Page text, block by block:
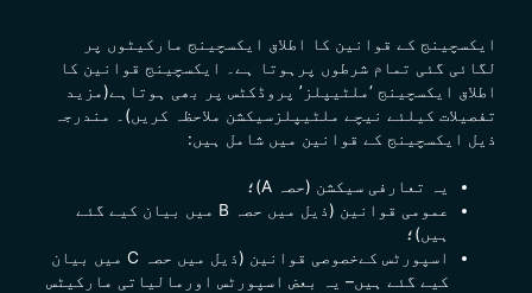
ایکسچینج کے قوانین کا اطلاق ایکسچینج مارکیٹوں پر
لگائی گئی تمام شرطوں پرہوتا ہے۔ ایکسچینج قوانین کا
اطلاق ایکسچینج ‘ملٹیپلز’ پروڈکٹس پر بھی ہوتاہے(مزید
تفصیلات کیلئے نیچے ملٹیپلزسیکشن ملاحظہ کریں)۔ مندرجہ
ذیل ایکسچینج کے قوانین میں شامل ہیں:
یہ تعارفی سیکشن (حصہ A)؛
عمومی قوانین
(ذیل میں حصہ B میں بیان کیے گئے
ہیں)؛
اسپورٹس کےخصوصی قوانین
(ذیل میں حصہ C میں بیان
کیے گئے ہیں– یہ بعض اسپورٹس اورمالیاتی مارکیٹس